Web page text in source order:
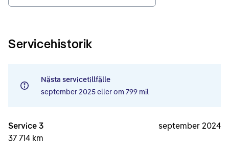
Servicehistorik
Nästa servicetillfälle
september 2025eller om 799 mil
Service 3
37 714 km
september 2024